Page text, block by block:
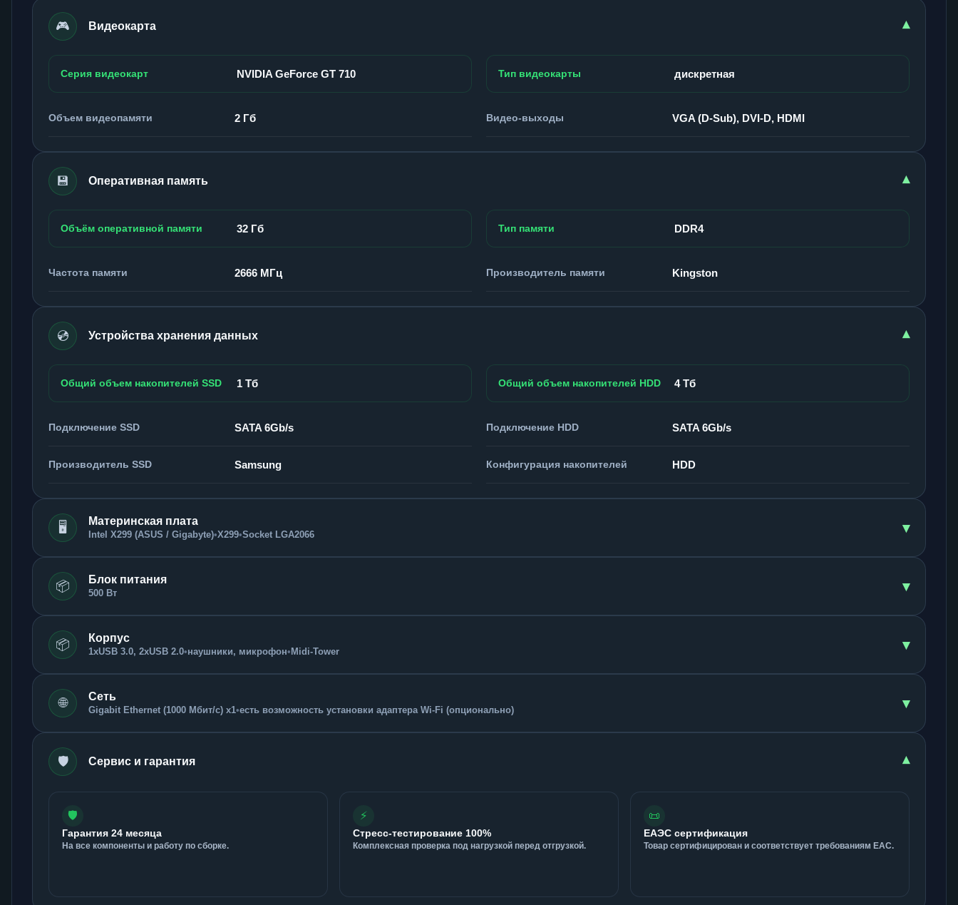
🎮 Видеокарта ▾
Серия видеокарт NVIDIA GeForce GT 710 Тип видеокарты дискретная
Объем видеопамяти 2 Гб Видео-выходы VGA (D-Sub), DVI-D, HDMI
💾 Оперативная память ▾
Объём оперативной памяти 32 Гб Тип памяти DDR4
Частота памяти 2666 МГц Производитель памяти Kingston
💿 Устройства хранения данных ▾
Общий объем накопителей SSD 1 Тб Общий объем накопителей HDD 4 Тб
Подключение SSD SATA 6Gb/s Подключение HDD SATA 6Gb/s
Производитель SSD Samsung Конфигурация накопителей HDD
🖥️ Материнская плата
Intel X299 (ASUS / Gigabyte)•X299•Socket LGA2066 ▾
📦 Блок питания
500 Вт ▾
📦 Корпус
1xUSB 3.0, 2xUSB 2.0•наушники, микрофон• Midi-Tower ▾
🌐 Сеть
Gigabit Ethernet (1000 Мбит/с) x1•есть возможность установки адаптера Wi-Fi (опционально) ▾
🛡️ Сервис и гарантия ▾
🛡️
Гарантия 24 месяца
На все компоненты и работу по сборке.
⚡
Стресс-тестирование 100%
Комплексная проверка под нагрузкой перед отгрузкой.
📜
ЕАЭС сертификация
Товар сертифицирован и соответствует требованиям ЕАС.